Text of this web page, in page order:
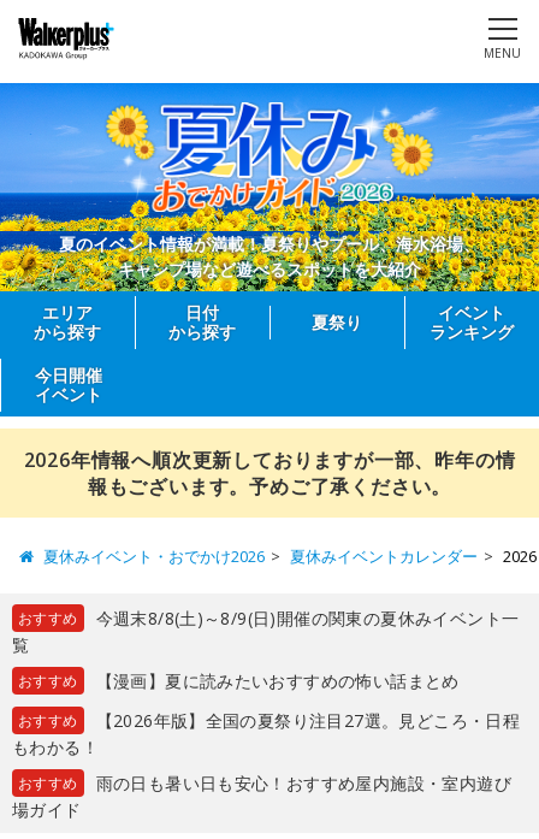
MENU
夏のイベント情報が満載！夏祭りやプール、海水浴場、
キャンプ場など遊べるスポットを大紹介
エリア
から探す
日付
から探す
夏祭り
イベント
ランキング
今日開催
イベント
2026年情報へ順次更新しておりますが一部、昨年の情
報もございます。予めご了承ください。
夏休みイベント・おでかけ2026 夏休みイベントカレンダー
おすすめ
今週末8/8(土)～8/9(日)開催の関東の夏休みイベント一
覧
おすすめ 【漫画】夏に読みたいおすすめの怖い話まとめ
おすすめ
【2026年版】全国の夏祭り注目27選。見どころ・日程
もわかる！
おすすめ
雨の日も暑い日も安心！おすすめ屋内施設・室内遊び
場ガイド